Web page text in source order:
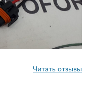
Читать отзывы